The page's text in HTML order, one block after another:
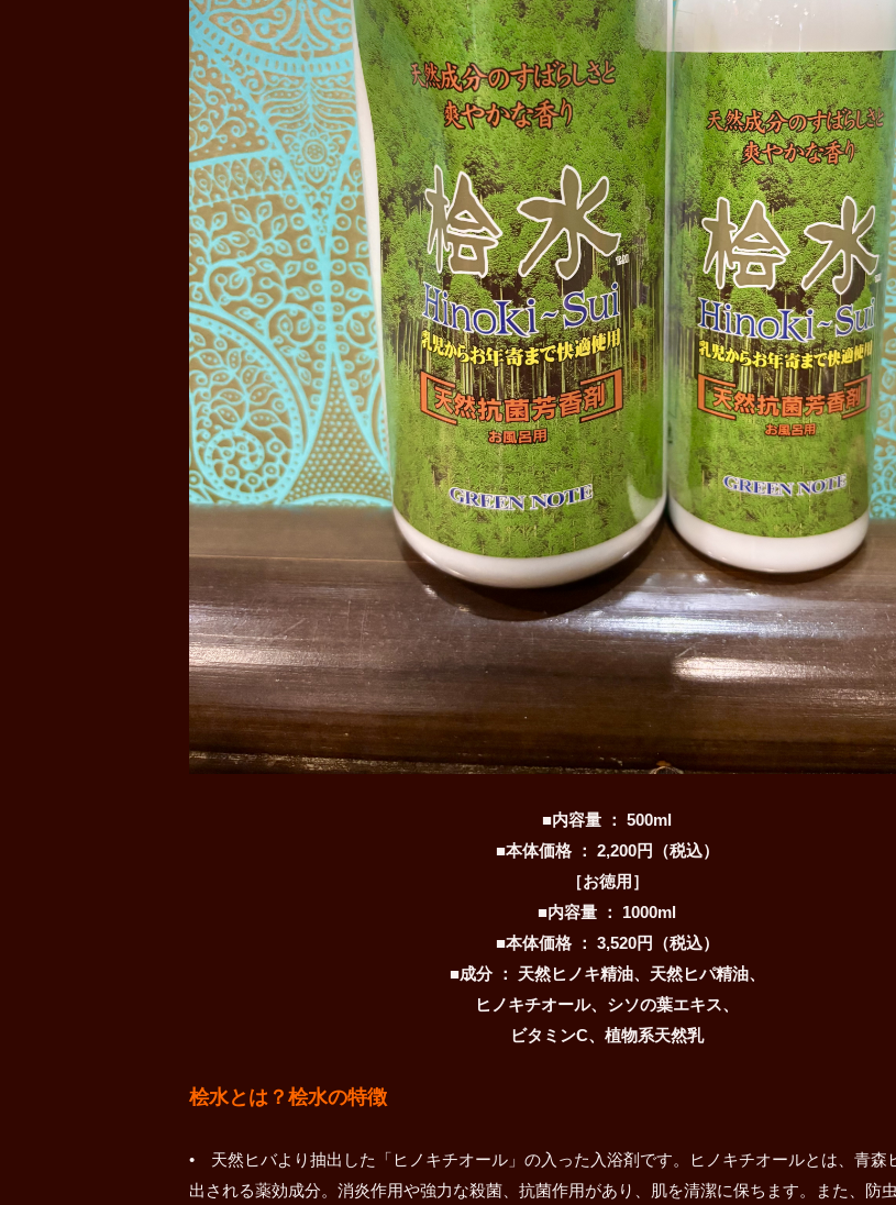
■内容量 ： 500ml
■本体価格 ： 2,200円（税込）
［お徳用］
■内容量 ： 1000ml
■本体価格 ： 3,520円（税込）
■成分 ： 天然ヒノキ精油、天然ヒパ精油、
ヒノキチオール、シソの葉エキス、
ビタミンC、植物系天然乳
桧水とは？桧水の特徴
• 天然ヒバより抽出した「ヒノキチオール」の入った入浴剤です。ヒノキチオールとは、青森
出される薬効成分。消炎作用や強力な殺菌、抗菌作用があり、肌を清潔に保ちます。また、防